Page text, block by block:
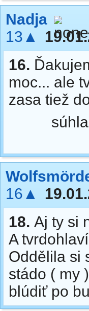
Nadja
13▲
16.
moc... ale
zasa tiež
16▲
18. Aj ty si
A
Oddělila si
stádo ( my
blúdiť po